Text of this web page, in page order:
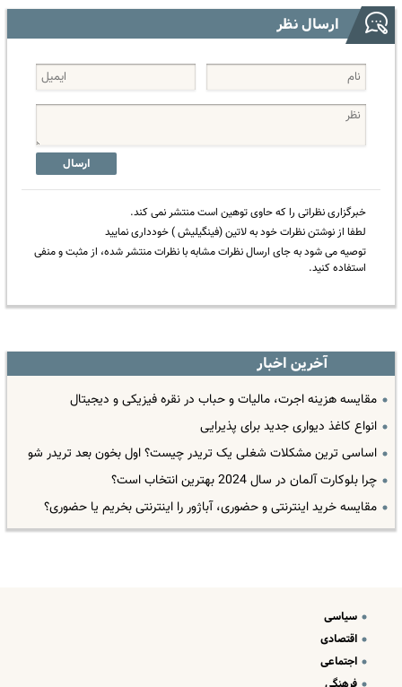
ارسال نظر
ارسال
خبرگزاری نظراتی را که حاوی توهین است منتشر نمی کند.
لطفا از نوشتن نظرات خود به لاتین (فینگیلیش ) خودداری نمایید
توصیه می شود به جای ارسال نظرات مشابه با نظرات منتشر شده، از مثبت و منفی
استفاده کنید.
آخرین اخبار
مقایسه هزینه اجرت، مالیات و حباب در نقره فیزیکی و دیجیتال
انواع کاغذ دیواری جدید برای پذیرایی
اساسی ترین مشکلات شغلی یک تریدر چیست؟ اول بخون بعد تریدر شو
چرا بلوکارت آلمان در سال 2024 بهترین انتخاب است؟
مقایسه خرید اینترنتی و حضوری، آباژور را اینترنتی بخریم یا حضوری؟
سیاسی
اقتصادی
اجتماعی